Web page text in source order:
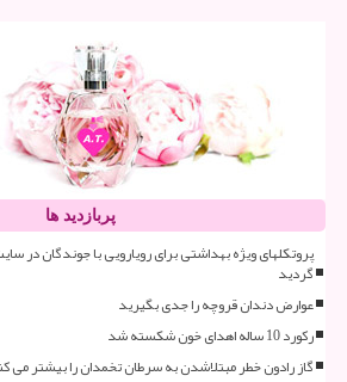
پربازدید ها
پروتکلهای ویژه بهداشتی برای رویارویی با جوندگان در
گردید
عوارض دندان قروچه را جدی بگیرید
رکورد 10 ساله اهدای خون شکسته شد
گاز رادون خطر مبتلاشدن به سرطان تخمدان را بیشتر می